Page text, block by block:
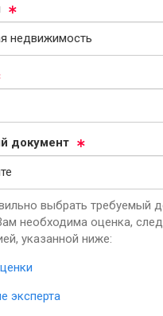
до­ку­мент
выбрать требуемый
необходима оценка,
указанной ниже:
эксперта